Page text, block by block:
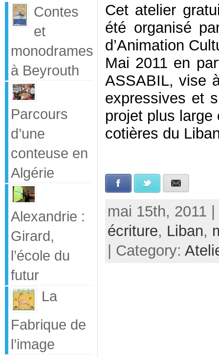
Contes
et
monodrames
à Beyrouth
Parcours
d’une
conteuse en
Algérie
Alexandrie :
Girard,
l’école du
futur
La
Fabrique de
l’image
Cet atelier
été organisé
d’Animation
Mai 2011 en
ASSABIL, vise
expressives et
projet plus
cotières du
Facebook Twitter
mai 15th, 2011
écriture, Liban,
| Category: